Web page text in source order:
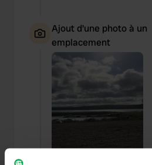
Ajout d'une photo à un
emplacement